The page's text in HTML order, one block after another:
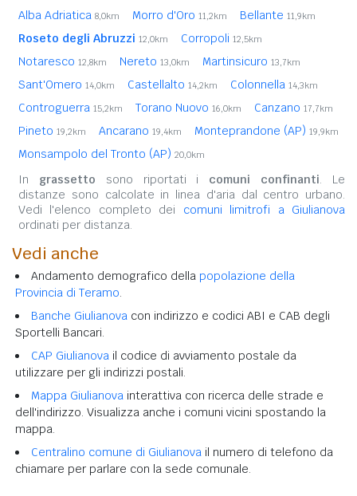
Alba Adriatica 8,0km Morro d'Oro 11,2km Bellante 11,9km
Roseto degli Abruzzi 12,0km Corropoli 12,5km
Notaresco 12,8km Nereto 13,0km Martinsicuro 13,7km
Sant'Omero 14,0km Castellalto 14,2km Colonnella 14,3km
Controguerra 15,2km Torano Nuovo 16,0km Canzano 17,7km
Pineto 19,2km Ancarano 19,4km Monteprandone (AP) 19,9km
Monsampolo del Tronto (AP) 20,0km
In grassetto sono riportati i comuni confinanti. Le
distanze sono calcolate in linea d'aria dal centro urbano.
Vedi l'elenco completo dei comuni limitrofi a Giulianova
ordinati per distanza.
Vedi anche
Andamento demografico della popolazione della
Provincia di Teramo.
Banche Giulianova con indirizzo e codici ABI e CAB degli
Sportelli Bancari.
CAP Giulianova il codice di avviamento postale da
utilizzare per gli indirizzi postali.
Mappa Giulianova interattiva con ricerca delle strade e
dell'indirizzo. Visualizza anche i comuni vicini spostando la
mappa.
Centralino comune di Giulianova il numero di telefono da
chiamare per parlare con la sede comunale.